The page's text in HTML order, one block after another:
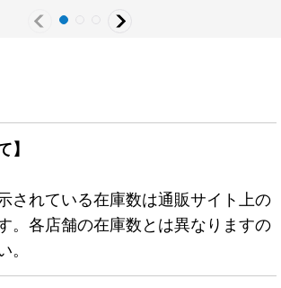
】
されている在庫数は通販サイト上の
。各店舗の在庫数とは異なりますの
。